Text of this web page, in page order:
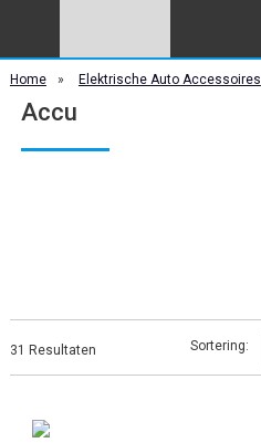
Home » Elektrische Auto Accessoires
Accu
31 Resultaten Sortering: